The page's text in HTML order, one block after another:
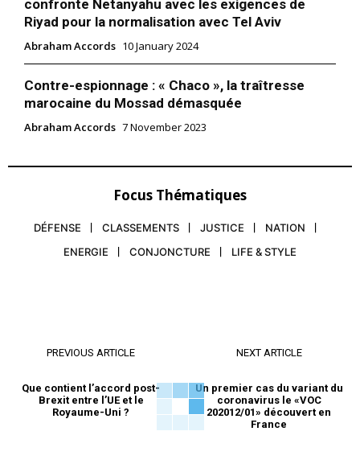
confronte Netanyahu avec les exigences de
Riyad pour la normalisation avec Tel Aviv
Abraham Accords 10 January 2024
Contre-espionnage : « Chaco », la traîtresse
marocaine du Mossad démasquée
Abraham Accords 7 November 2023
Focus Thématiques
DÉFENSE CLASSEMENTS JUSTICE
NATION
ENERGIE
CONJONCTURE LIFE & STYLE
PREVIOUS ARTICLE
Que contient l’accord post-
Brexit entre l’UE et le
Royaume-Uni ?
NEXT ARTICLE
Un premier cas du variant du
coronavirus le «VOC
202012/01» découvert en
France